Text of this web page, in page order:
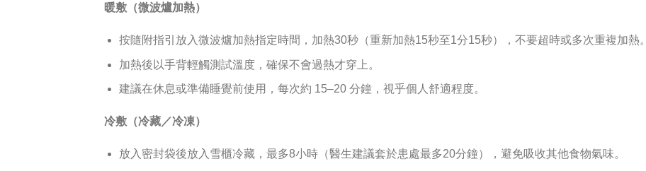
暖敷（微波爐加熱）
按隨附指引放入微波爐加熱指定時間，加熱30秒（重新加熱15秒至1分15秒），不要超時或多次重複加熱。
加熱後以手背輕觸測試溫度，確保不會過熱才穿上。
建議在休息或準備睡覺前使用，每次約 15–20 分鐘，視乎個人舒適程度。
冷敷（冷藏／冷凍）
放入密封袋後放入雪櫃冷藏，最多8小時（醫生建議套於患處最多20分鐘），避免吸收其他食物氣味。